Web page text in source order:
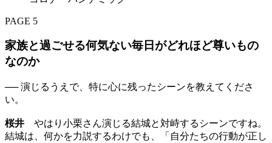
PAGE 5
家族と過ごせる何気ない毎日がどれほど尊いもの
なのか
── 演じるうえで、特に心に残ったシーンを教えてくださ
い。
桜井 やはり小栗さん演じる結城と対峙するシーンですね。
結城は、何かを力説するわけでも、「自分たちの行動が正し